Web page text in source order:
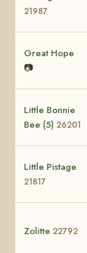
21987
Great Hope
📷
Little Bonnie
Bee (5) 26201
Little Pistage
21817
Zolitte 22792